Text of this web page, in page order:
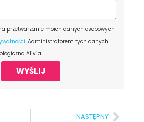
przetwarzanie moich danych osobowych
. Administratorem tych danych
Alivia.
WYŚLIJ
NASTĘPNY